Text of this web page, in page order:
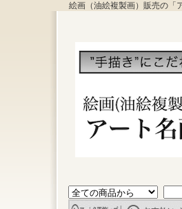
絵画（油絵複製画）販売の「